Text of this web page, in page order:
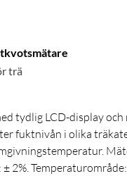
trä
tydlig LCD-display
fuktnivån i olika
2%.